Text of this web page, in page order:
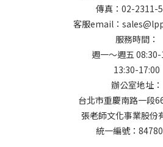
傳真：02-2311-
客服email：
服務時間：
週一～週五 08:30-
13:30-17:00
辦公室地址：
台北市重慶南路一段
張老師文化事業股份
統一編號：